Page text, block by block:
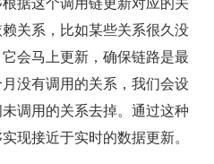
关系，比如某些关系很久没
会马上更新，确保链路是最
没有调用的关系，我们会设
调用的关系去掉。通过这种
现接近于实时的数据更新。